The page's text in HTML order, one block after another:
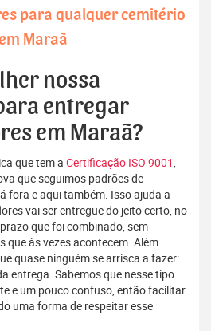
para qualquer cemitério
Maraã
nossa
entregar
em Maraã?
que tem a Certificação ISO 9001,
que seguimos padrões de
fora e aqui também. Isso ajuda a
vai ser entregue do jeito certo, no
que foi combinado, sem
que às vezes acontecem. Além
quase ninguém se arrisca a fazer:
entrega. Sabemos que nesse tipo
e um pouco confuso, então facilitar
uma forma de respeitar esse